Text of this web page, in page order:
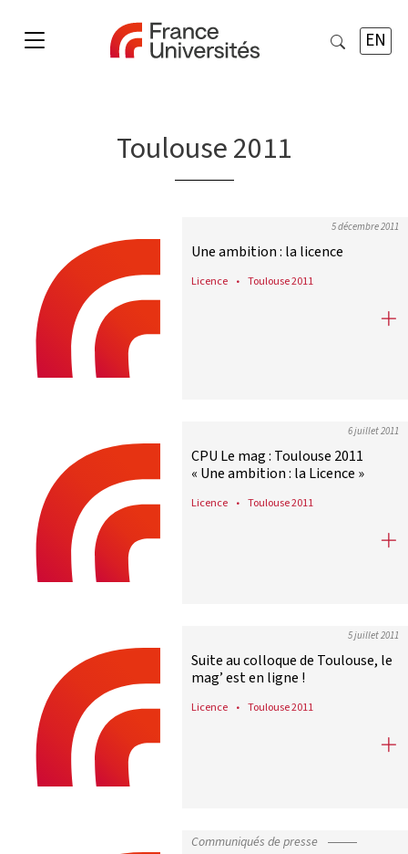
EN
Toulouse 2011
5 décembre 2011
Une ambition : la licence
Licence Toulouse 2011
6 juillet 2011
CPU Le mag : Toulouse 2011
« Une ambition : la Licence »
Licence Toulouse 2011
CPU Le mag : Toulouse 2011 «
5 juillet 2011
Suite au colloque de Toulouse, le
mag’ est en ligne !
Licence Toulouse 2011
Suite au colloque de Toulouse, le
Communiqués de presse